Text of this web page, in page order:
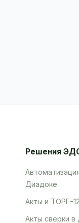
Решения
Диадоке
Акты и ТОРГ-
Акты сверки в